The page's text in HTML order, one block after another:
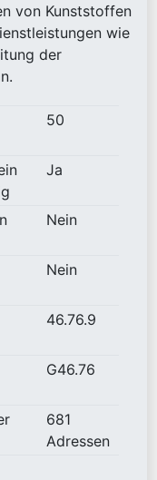
von Kunststoffen
wie
der
50
Ja
Nein
Nein
46.76.9
G46.76
681
Adressen